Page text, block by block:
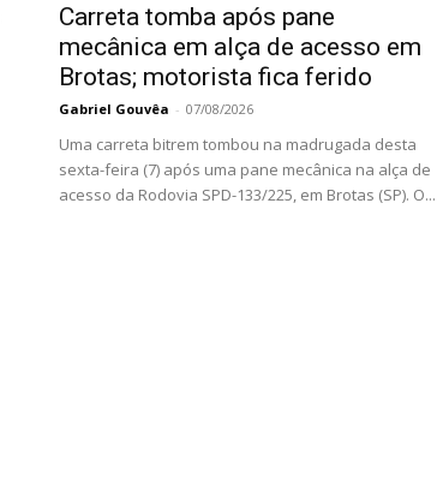
Carreta tomba após pane
mecânica em alça de acesso em
Brotas; motorista fica ferido
Gabriel Gouvêa - 07/08/2026
Uma carreta bitrem tombou na madrugada desta
sexta-feira (7) após uma pane mecânica na alça de
acesso da Rodovia SPD-133/225, em Brotas (SP). O...